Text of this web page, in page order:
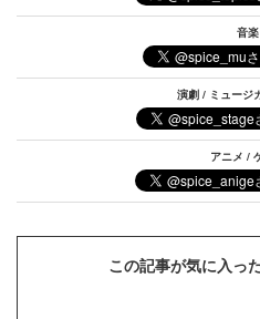
音楽
演劇 / ミュージ
アニメ /
この記事が気に入っ